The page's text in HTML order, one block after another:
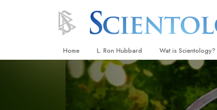
Home L. Ron Hubbard Wat is Scientology?
Overtuigingen &
De Credo’s en